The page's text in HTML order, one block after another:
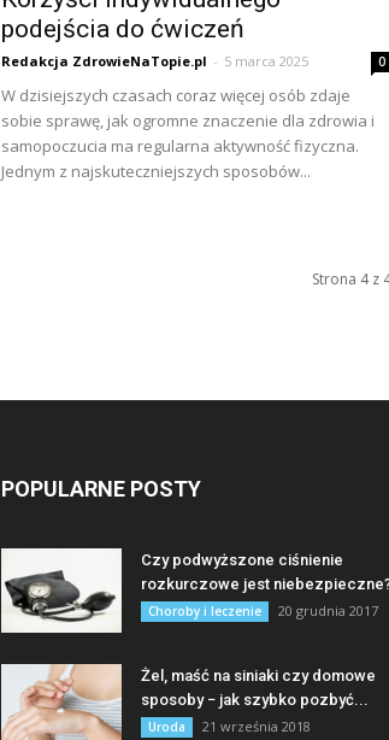
podejścia do ćwiczeń
Redakcja ZdrowieNaTopie.pl - 5 marca 2025 0
W dzisiejszych czasach coraz więcej osób zdaje
sobie sprawę, jak ogromne znaczenie dla zdrowia i
samopoczucia ma regularna aktywność fizyczna.
Jednym z najskuteczniejszych sposobów...
Strona 4 z
POPULARNE POSTY
Czy podwyższone ciśnienie
rozkurczowe jest
Choroby i leczenie 20 grudnia 2017
Żel, maść na siniaki czy domowe
sposoby − jak szybko pozbyć...
Uroda 21 września 2018